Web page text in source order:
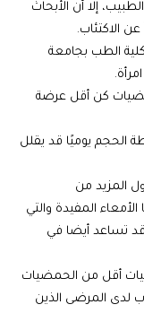
إلا أن الأبحاث
عن الاكتئاب.
الطب بجامعة
كن أقل عرضة
الحجم يوميًا قد يقلل
المزيد من
المفيدة والتي
تساعد أيضا في
2022 أن تناول كميات أقل من الحمضيات
لدى المرضى الذين